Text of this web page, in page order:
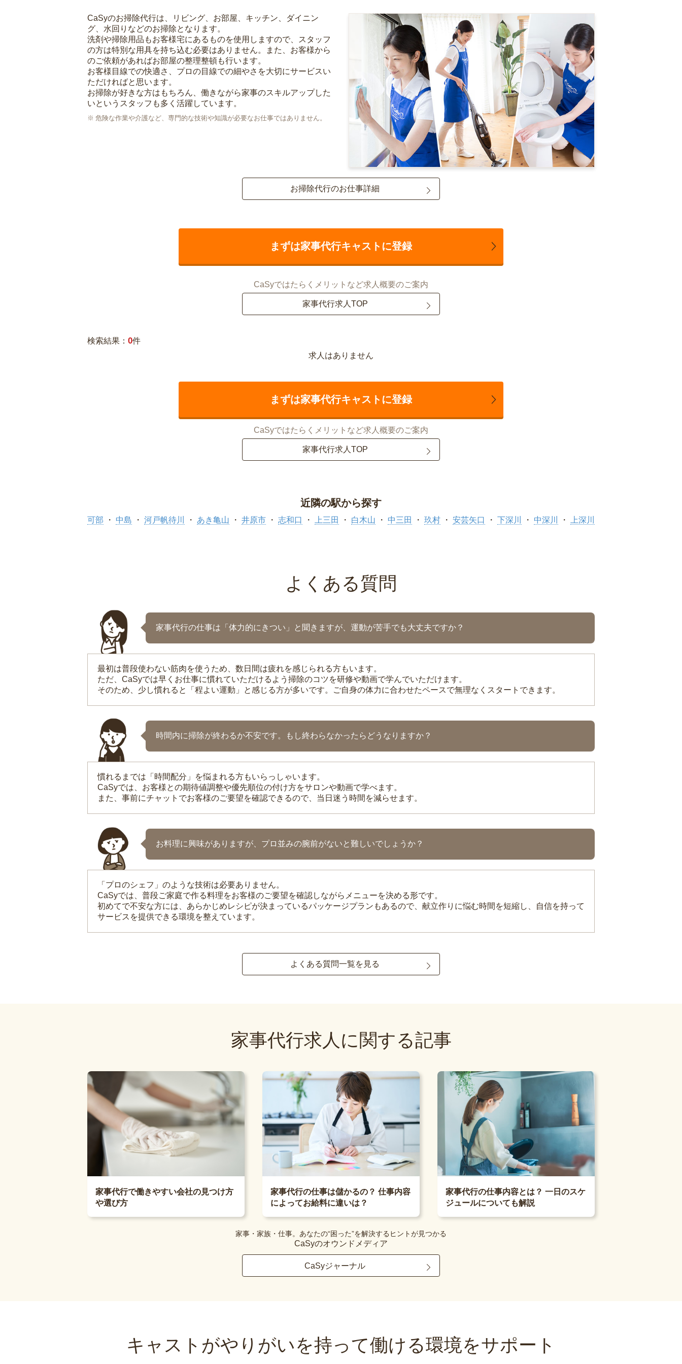
CaSyのお掃除代行は、リビング、お部屋、キッチン、ダイニン
グ、水回りなどのお掃除となります。
洗剤や掃除用品もお客様宅にあるものを使用しますので、スタッフ
の方は特別な用具を持ち込む必要はありません。また、お客様から
のご依頼があればお部屋の整理整頓も行います。
お客様目線での快適さ、プロの目線での細やさを大切にサービスい
ただければと思います。
お掃除が好きな方はもちろん、働きながら家事のスキルアップした
いというスタッフも多く活躍しています。
危険な作業や介護など、専門的な技術や知識が必要なお仕事ではありません。
お掃除代行のお仕事詳細
まずは家事代行キャストに登録
CaSyではたらくメリットなど求人概要のご案内
家事代行求人TOP
検索結果： 0件
求人はありません
まずは家事代行キャストに登録
CaSyではたらくメリットなど求人概要のご案内
家事代行求人TOP
近隣の駅から探す
可部 中島 河戸帆待川 あき亀山 井原市 志和口 上三田 白木山 中三田 玖村 安芸矢口 下深川 中深川 上深川
よくある質問
家事代行の仕事は「体力的にきつい」と聞きますが、運動が苦手でも大丈夫ですか？
最初は普段使わない筋肉を使うため、数日間は疲れを感じられる方もいます。
ただ、CaSyでは早くお仕事に慣れていただけるよう掃除のコツを研修や動画で学んでいただけます。
そのため、少し慣れると「程よい運動」と感じる方が多いです。ご自身の体力に合わせたペースで無理なくスタートできます。
時間内に掃除が終わるか不安です。もし終わらなかったらどうなりますか？
慣れるまでは「時間配分」を悩まれる方もいらっしゃいます。
CaSyでは、お客様との期待値調整や優先順位の付け方をサロンや動画で学べます。
また、事前にチャットでお客様のご要望を確認できるので、当日迷う時間を減らせます。
お料理に興味がありますが、プロ並みの腕前がないと難しいでしょうか？
「プロのシェフ」のような技術は必要ありません。
CaSyでは、普段ご家庭で作る料理をお客様のご要望を確認しながらメニューを決める形です。
初めてで不安な方には、あらかじめレシピが決まっているパッケージプランもあるので、献立作りに悩む時間を短縮し、自信を持って
サービスを提供できる環境を整えています。
よくある質問一覧を見る
家事代行求人に関する記事
家事代行で働きやすい会社の見つけ方
や選び方
家事代行の仕事は儲かるの？ 仕事内容
によってお給料に違いは？
家事代行の仕事内容とは？ 一日のスケ
ジュールについても解説
家事・家族・仕事。あなたの“困った”を解決するヒントが見つかる
CaSyのオウンドメディア
CaSyジャーナル
キャストがやりがいを持って働ける環境をサポート